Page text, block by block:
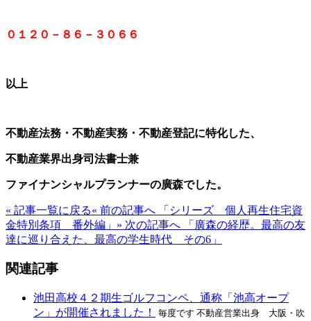
０１２０－８６－３０６６
以上
不動産法務・不動産実務・不動産登記に特化した、
不動産業界出身司法書士兼
ファイナンシャルプランナーの廣森でした。
« 記事一覧に戻る« 前の記事へ 「シリーズ 個人再生住宅資
金特別条項 番外編」 » 次の記事へ 「廣森の経歴。最高の友
達に巡り合えた、最高の学生時代 その6」
関連記事
池田高校４２期生ゴルフコンペ、通称「池高オープ
ン」が開催されました！
毎度です 不動産営業出身 大阪・吹